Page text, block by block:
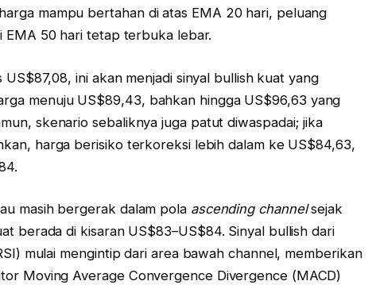
mampu bertahan di atas EMA 20 hari, peluang
EMA 50 hari tetap terbuka lebar.
ini akan menjadi sinyal bullish kuat yang
menuju US$89,43, bahkan hingga US$96,63 yang
skenario sebaliknya juga patut diwaspadai; jika
harga berisiko terkoreksi lebih dalam ke US$84,63,
masih bergerak dalam pola ascending channelsejak
berada di kisaran US$83–US$84. Sinyal bullish dari
mulai mengintip dari area bawah channel, memberikan
Moving Average Convergence Divergence (MACD)